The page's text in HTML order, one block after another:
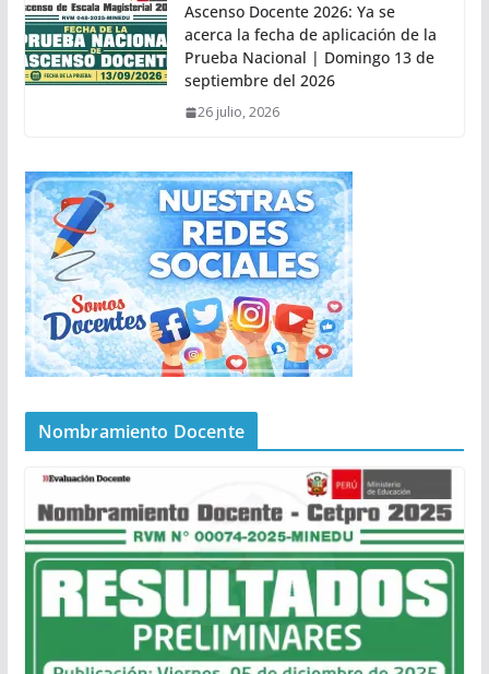
Ascenso Docente 2026: Ya se
acerca la fecha de aplicación de la
Prueba Nacional | Domingo 13 de
septiembre del 2026
26 julio, 2026
Nombramiento Docente